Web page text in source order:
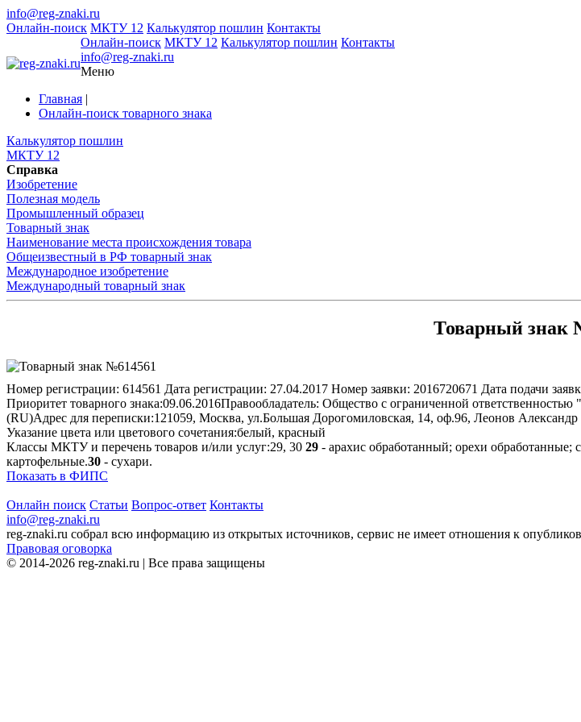
info@reg-znaki.ru
Онлайн-поиск МКТУ 12 Калькулятор пошлин Контакты
Онлайн-поиск МКТУ 12 Калькулятор пошлин Контакты
info@reg-znaki.ru
Меню
Главная |
Онлайн-поиск товарного знака
Калькулятор пошлин
МКТУ 12
Справка
Изобретение
Полезная модель
Промышленный образец
Товарный знак
Наименование места происхождения товара
Общеизвестный в РФ товарный знак
Международное изобретение
Международный товарный знак
Товарный знак
Номер регистрации: 614561 Дата регистрации: 27.04.2017 Номер заявки: 2016720671 Дата подачи
Приоритет товарного знака:09.06.2016Правообладатель: Общество с ограниченной ответственностью
(RU)Адрес для переписки:121059, Москва, ул.Большая Дорогомиловская, 14, оф.96, Леонов
Указание цвета или цветового сочетания:белый, красный
Классы МКТУ и перечень товаров и/или услуг:29, 30 29 - арахис обработанный; орехи
картофельные.30 - сухари.
Показать в ФИПС
Онлайн поиск Статьи Вопрос-ответ Контакты
info@reg-znaki.ru
reg-znaki.ru собрал всю информацию из открытых источников, сервис не имеет отношения к
Правовая оговорка
© 2014-2026 reg-znaki.ru | Все права защищены